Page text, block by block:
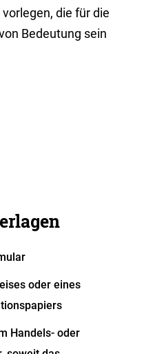
die für die
Bedeutung sein
oder eines
Handels- oder